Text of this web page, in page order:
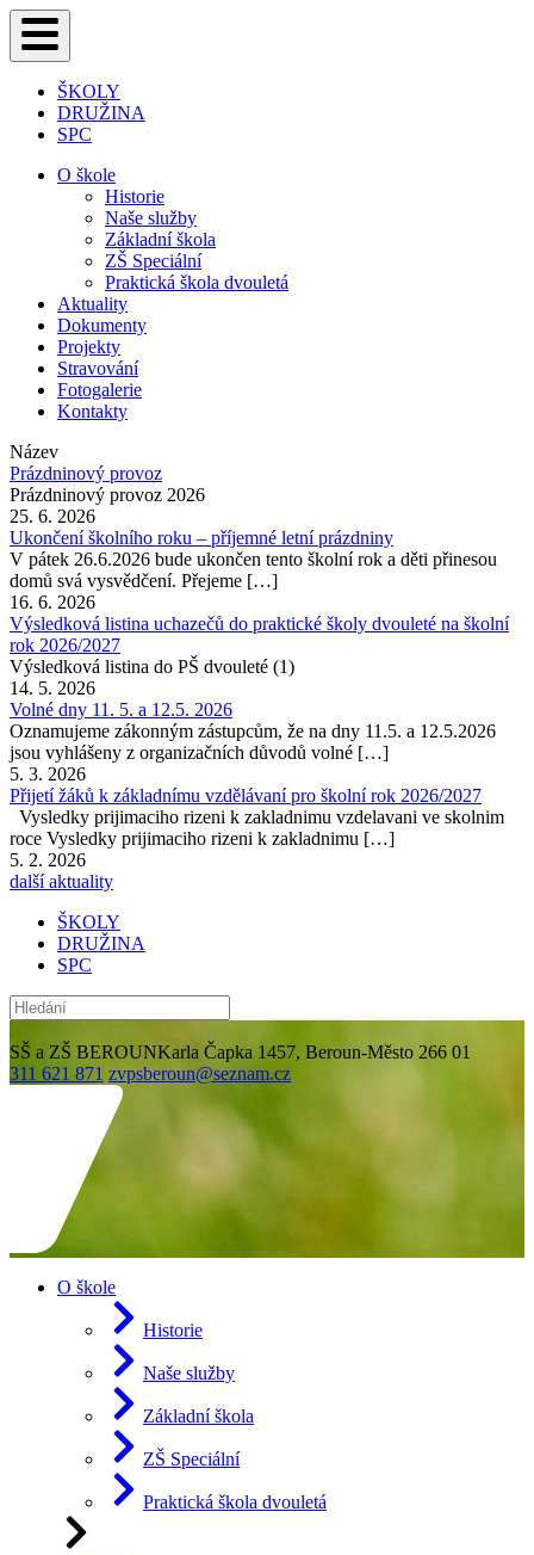
ŠKOLY
DRUŽINA
SPC
O škole
Historie
Naše služby
Základní škola
ZŠ Speciální
Praktická škola dvouletá
Aktuality
Dokumenty
Projekty
Stravování
Fotogalerie
Kontakty
Název
Prázdninový provoz
Prázdninový provoz 2026
25. 6. 2026
Ukončení školního roku – příjemné letní prázdniny
V pátek 26.6.2026 bude ukončen tento školní rok a děti přinesou
domů svá vysvědčení. Přejeme […]
16. 6. 2026
Výsledková listina uchazečů do praktické školy dvouleté na školní
rok 2026/2027
Výsledková listina do PŠ dvouleté (1)
14. 5. 2026
Volné dny 11. 5. a 12.5. 2026
Oznamujeme zákonným zástupcům, že na dny 11.5. a 12.5.2026
jsou vyhlášeny z organizačních důvodů volné […]
5. 3. 2026
Přijetí žáků k základnímu vzdělávaní pro školní rok 2026/2027
Vysledky prijimaciho rizeni k zakladnimu vzdelavani ve skolnim
roce Vysledky prijimaciho rizeni k zakladnimu […]
5. 2. 2026
další aktuality
ŠKOLY
DRUŽINA
SPC
SŠ a ZŠ BEROUNKarla Čapka 1457, Beroun-Město 266 01
311 621 871 zvpsberoun@seznam.cz
O škole
Historie
Naše služby
Základní škola
ZŠ Speciální
Praktická škola dvouletá